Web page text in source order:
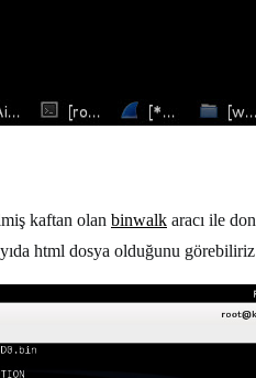
kaftan olan binwalk aracı ile
html dosya olduğunu